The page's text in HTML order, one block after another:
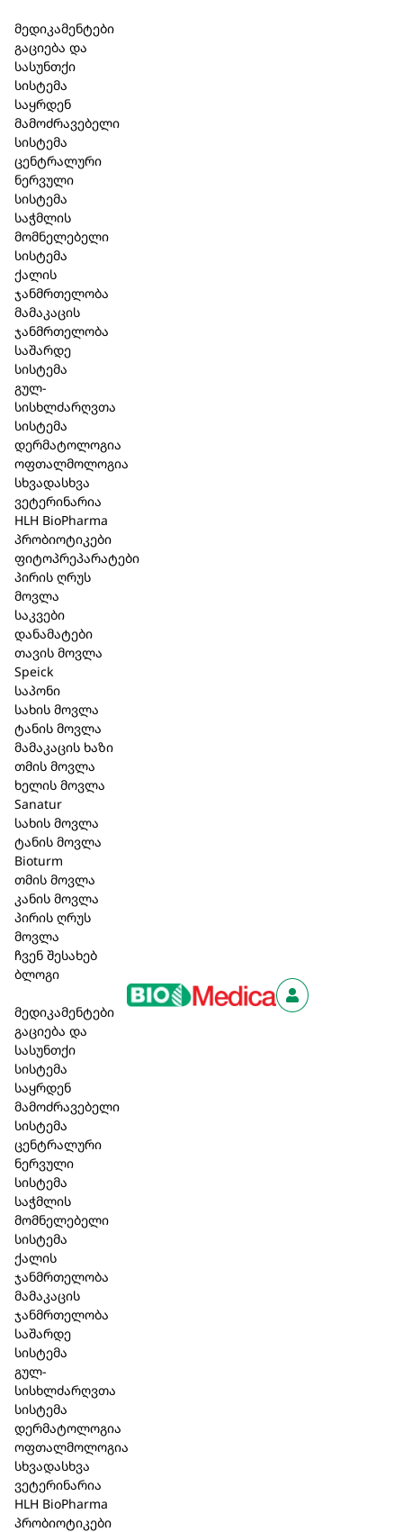
მედიკამენტები
გაციება და
სასუნთქი
სისტემა
საყრდენ
მამოძრავებელი
სისტემა
ცენტრალური
ნერვული
სისტემა
საჭმლის
მომნელებელი
სისტემა
ქალის
ჯანმრთელობა
მამაკაცის
ჯანმრთელობა
საშარდე
სისტემა
გულ-
სისხლძარღვთა
სისტემა
დერმატოლოგია
ოფთალმოლოგია
სხვადასხვა
ვეტერინარია
HLH BioPharma
პრობიოტიკები
ფიტოპრეპარატები
პირის ღრუს
მოვლა
საკვები
დანამატები
თავის მოვლა
Speick
საპონი
სახის მოვლა
ტანის მოვლა
მამაკაცის ხაზი
თმის მოვლა
ხელის მოვლა
Sanatur
სახის მოვლა
ტანის მოვლა
Bioturm
თმის მოვლა
კანის მოვლა
პირის ღრუს
მოვლა
ჩვენ შესახებ
ბლოგი
მედიკამენტები
გაციება და
სასუნთქი
სისტემა
საყრდენ
მამოძრავებელი
სისტემა
ცენტრალური
ნერვული
სისტემა
საჭმლის
მომნელებელი
სისტემა
ქალის
ჯანმრთელობა
მამაკაცის
ჯანმრთელობა
საშარდე
სისტემა
გულ-
სისხლძარღვთა
სისტემა
დერმატოლოგია
ოფთალმოლოგია
სხვადასხვა
ვეტერინარია
HLH BioPharma
პრობიოტიკები
პრობიოტიკები
ფილტრი
კატეგორიები
ფიტოპრეპარატები
პრობიოტიკები
Heel(276)
Speick
Sanatur
Kohler Pharma
Bioturm
ლაქტობაქტ
ჯუნიორი +,
7X2 გ, 7
დღიური
შეკვრა
76,50 ₾
164,00 არ არის
ლაქტობაქტ
BABY + , 7×2
გ, 7-დღიური-
შეკვრა
38,25
₾
76,50
₾
არ არის
მარაგში